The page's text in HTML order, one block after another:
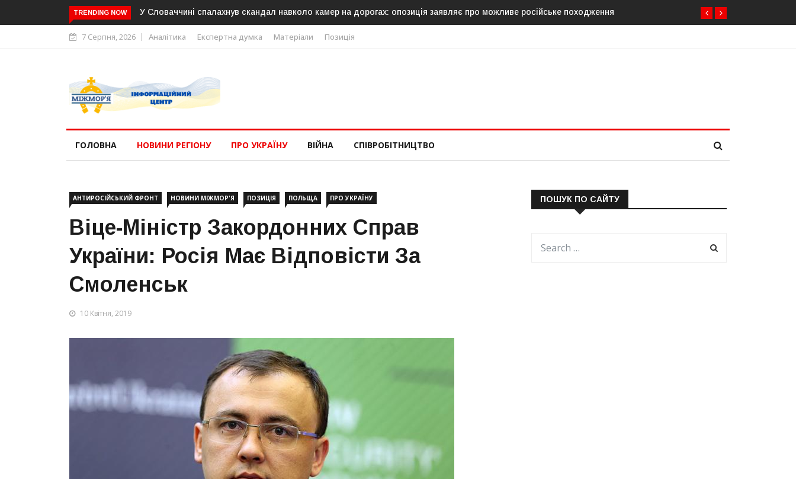
TRENDING NOW У Словаччині спалахнув скандал навколо камер на дорогах: опозиція заявляє про можливе російське походження
7 Серпня, 2026 Аналітика Експертна думка Матеріали Позиція
ГОЛОВНА НОВИНИ РЕГІОНУ ПРО УКРАЇНУ ВІЙНА СПІВРОБІТНИЦТВО
АНТИРОСІЙСЬКИЙ ФРОНТ НОВИНИ МІЖМОР'Я ПОЗИЦІЯ ПОЛЬЩА ПРО УКРАЇНУ
Віце-Міністр Закордонних Справ
України: Росія Має Відповісти За
Смоленськ
10 Квітня, 2019
ПОШУК ПО САЙТУ